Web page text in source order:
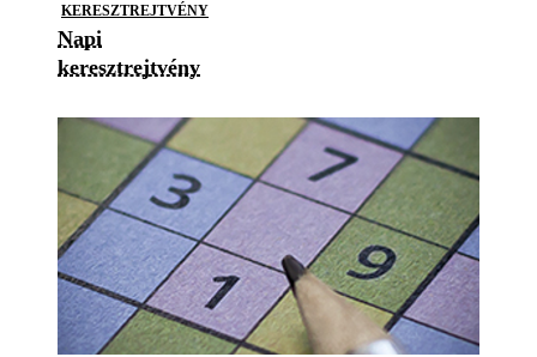
KERESZTREJTVÉNY
Napi
keresztrejtvény